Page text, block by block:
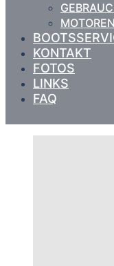
MOTOREN
KONTAKT
FOTOS
LINKS
FAQ